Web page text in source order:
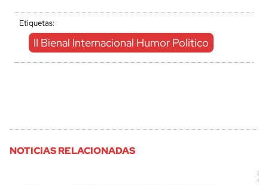
Etiquetas:
II Bienal Internacional Humor Político
NOTICIAS RELACIONADAS